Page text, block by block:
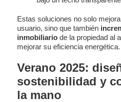
Estas soluciones no solo
usuario, sino que también
inmobiliario de la propiedad al
mejorar su eficiencia energética.
Verano 2025:
sostenibilidad y
la mano